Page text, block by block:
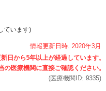
ています)
情報更新日時: 2020年3月
(医療機関ID: 9335)